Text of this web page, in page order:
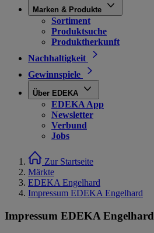
Marken & Produkte
Sortiment
Produktsuche
Produktherkunft
Nachhaltigkeit
Gewinnspiele
Über EDEKA
EDEKA App
Newsletter
Verbund
Jobs
Zur Startseite
Märkte
EDEKA Engelhard
Impressum EDEKA Engelhard
Impressum EDEKA Engelhard